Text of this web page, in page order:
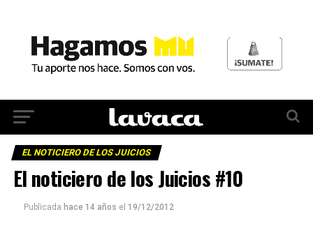
EL NOTICIERO DE LOS JUICIOS
El noticiero de los Juicios #10
Publicada hace 14 años el 19/12/2012